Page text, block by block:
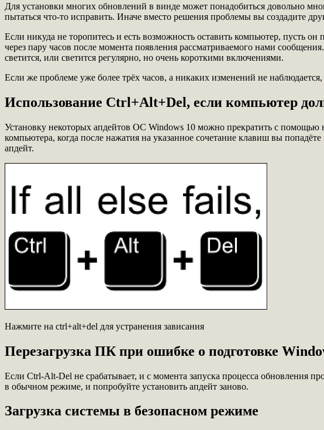
Для установки многих обновлений в винде может понадобиться довольно
пытаться что-то исправить. Иначе вместо решения проблемы вы создадите
Если никуда не торопитесь и есть возможность оставить компьютер, пусть
через пару часов после момента появления рассматриваемого нами
светится, или светится регулярно, но очень короткими включениями.
Если же проблеме уже более трёх часов, а никаких изменений не
Использование Ctrl+Alt+Del, если компьютер
Установку некоторых апдейтов ОС Windows 10 можно прекратить с
компьютера, когда после нажатия на указанное сочетание клавиш вы
апдейт.
Нажмите на ctrl+alt+del для устранения зависания
Перезагрузка ПК при ошибке о подготовке
Если Ctrl-Alt-Del не срабатывает, и с момента запуска процесса обновления
в обычном режиме, и попробуйте установить апдейт заново.
Загрузка системы в безопасном режиме